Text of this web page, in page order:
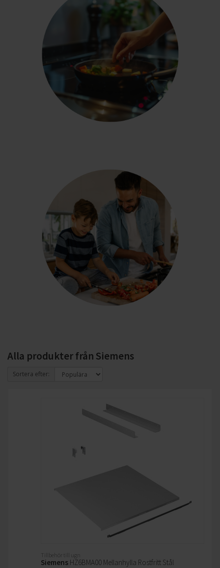
Alla produkter från Siemens
Sortera efter:
Tillbehör till ugn
Siemens HZ6BMA00 Mellanhylla Rostfritt Stål